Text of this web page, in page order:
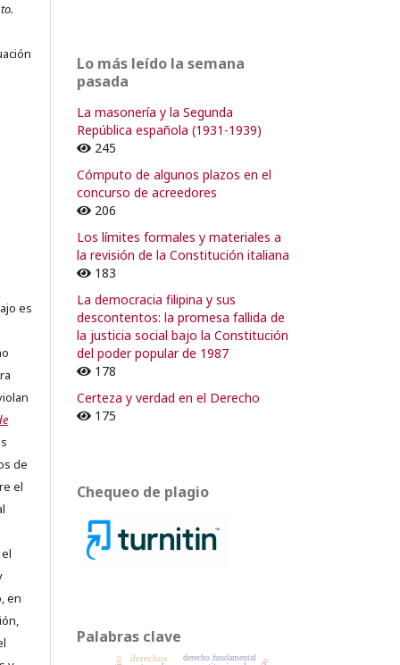
es
de
el
en
Lo más leído la semana
pasada
La masonería y la Segunda
República española (1931-1939)
245
Cómputo de algunos plazos en el
concurso de acreedores
206
Los límites formales y materiales a
la revisión de la Constitución italiana
183
La democracia filipina y sus
descontentos: la promesa fallida de
la justicia social bajo la Constitución
del poder popular de 1987
178
Certeza y verdad en el Derecho
175
Chequeo de plagio
Palabras clave
derechos derecho fundamental